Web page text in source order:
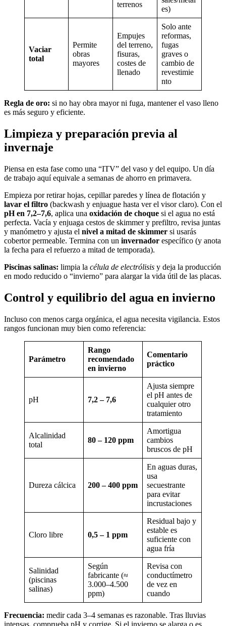
terrenos
es)
Vaciar
total
Permite
obras
mayores
Empujes
del terreno,
fisuras,
costes de
llenado
Solo ante
reformas,
fugas
graves o
cambio de
revestimie
nto
Regla de oro: si no hay obra mayor ni fuga, mantener el vaso lleno
es más seguro y eficiente.
Limpieza y preparación previa al
invernaje
Piensa en esta fase como una “ITV” del vaso y del equipo. Un día
de trabajo aquí equivale a semanas de ahorro en primavera.
Empieza por retirar hojas, cepillar paredes y línea de flotación y
lavar el filtro (backwash y enjuague hasta ver el visor claro). Con el
pH en 7,2–7,6, aplica una oxidación de choque si el agua no está
perfecta. Vacía y enjuaga cestos de skimmer y prefiltro, revisa juntas
y manómetro y ajusta el nivel a mitad de skimmer si usarás
cobertor permeable. Termina con un invernador específico (y anota
la fecha para el refuerzo a mitad de temporada).
Piscinas salinas: limpia la célula de electrólisis y deja la producción
en modo reducido o “invierno” para alargar la vida útil de las placas.
Control y equilibrio del agua en invierno
Incluso con menos carga orgánica, el agua necesita vigilancia. Estos
rangos funcionan muy bien como referencia:
Parámetro
Rango
recomendado
en invierno
Comentario
práctico
pH 7,2 – 7,6
Ajusta siempre
el pH antes de
cualquier otro
tratamiento
Alcalinidad
total
80 – 120 ppm
Amortigua
cambios
bruscos de pH
Dureza cálcica 200 – 400 ppm
En aguas duras,
usa
secuestrante
para evitar
incrustaciones
Cloro libre 0,5 – 1 ppm
Residual bajo y
estable es
suficiente con
agua fría
Salinidad
(piscinas
salinas)
Según
fabricante (≈
3.000–4.500
ppm)
Revisa con
conductímetro
de vez en
cuando
Frecuencia: medir cada 3–4 semanas es razonable. Tras lluvias
intensas, comprueba pH y corrige. Si el invierno se alarga o es